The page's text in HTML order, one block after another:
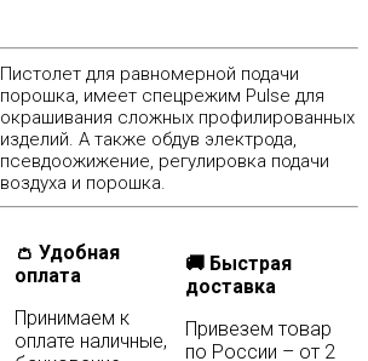
Пистолет для равномерной подачи
порошка, имеет спецрежим Pulse для
окрашивания сложных профилированных
изделий. А также обдув электрода,
псевдоожижение, регулировка подачи
воздуха и порошка.
👛 Удобная
оплата
Принимаем к
оплате наличные,
🚚 Быстрая
доставка
Привезем товар
по России – от 2